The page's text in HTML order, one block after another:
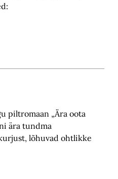
piltromaan „Ära oota
ära tundma
lõhuvad ohtlikke